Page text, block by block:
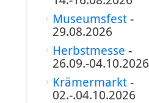
Museumsfest-
29.08.2026
Herbstmesse -
26.09.-04.10.2026
Krämermarkt-
02.-.04.10.2026